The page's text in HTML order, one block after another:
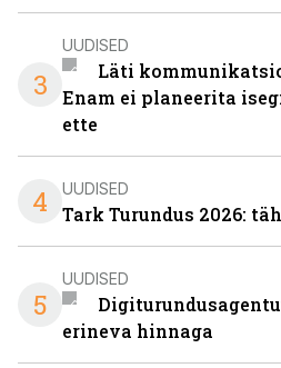
3
UUDISED
Läti
Enam ei planeerita
ette
4 UUDISED
Tark Turundus 2026:
5
UUDISED
erineva hinnaga